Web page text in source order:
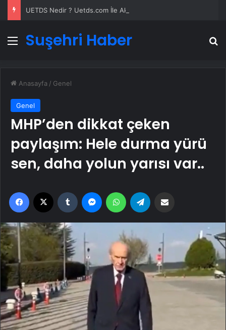
Menü
Suşehri Haber
Anasayfa / Genel
Genel
MHP’den dikkat çeken
paylaşım: Hele durma yürü
sen, daha yolun yarısı var..
Facebook Tumblr MessengerWhatsApp